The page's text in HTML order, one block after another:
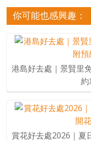
你可能也感興趣：
港島好去處｜景賢里
約
賞花好去處2026｜夏